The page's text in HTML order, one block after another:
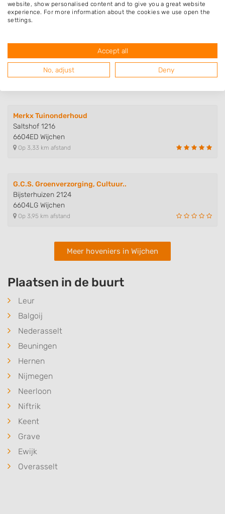
Op 2,49 km afstand
Graafseweg 870
6603CR Wijchen
Op 2,75 km afstand
Merkx Tuinonderhoud
Saltshof 1216
6604ED Wijchen
Op 3,33 km afstand
G.C.S. Groenverzorging, Cultuur..
Bijsterhuizen 2124
6604LG Wijchen
Op 3,95 km afstand
Meer hoveniers in Wijchen
Plaatsen in de buurt
Leur
Balgoij
Nederasselt
Beuningen
Hernen
Nijmegen
Neerloon
Niftrik
Keent
Grave
Ewijk
Overasselt
website, show personalised content and to give you a great website
experience. For more information about the cookies we use open the
settings.
Accept all
No, adjust Deny